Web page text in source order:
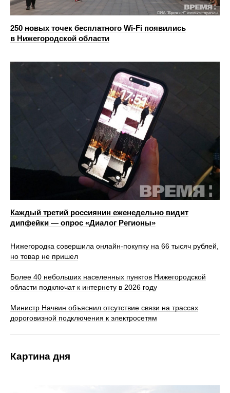
250 новых точек бесплатного Wi-Fi появились
в Нижегородской области
Каждый третий россиянин еженедельно видит
дипфейки — опрос «Диалог Регионы»
Нижегородка совершила онлайн-покупку на 66 тысяч рублей,
но товар не пришел
Более 40 небольших населенных пунктов Нижегородской
области подключат к интернету в 2026 году
Министр Начвин объяснил отсутствие связи на трассах
дороговизной подключения к электросетям
Картина дня